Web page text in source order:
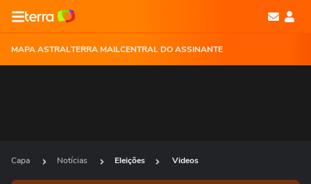
MAPA ASTRALTERRA MAILCENTRAL DO ASSINANTE
Capa Notícias Eleições Videos